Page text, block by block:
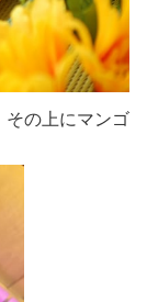
その上にマンゴ